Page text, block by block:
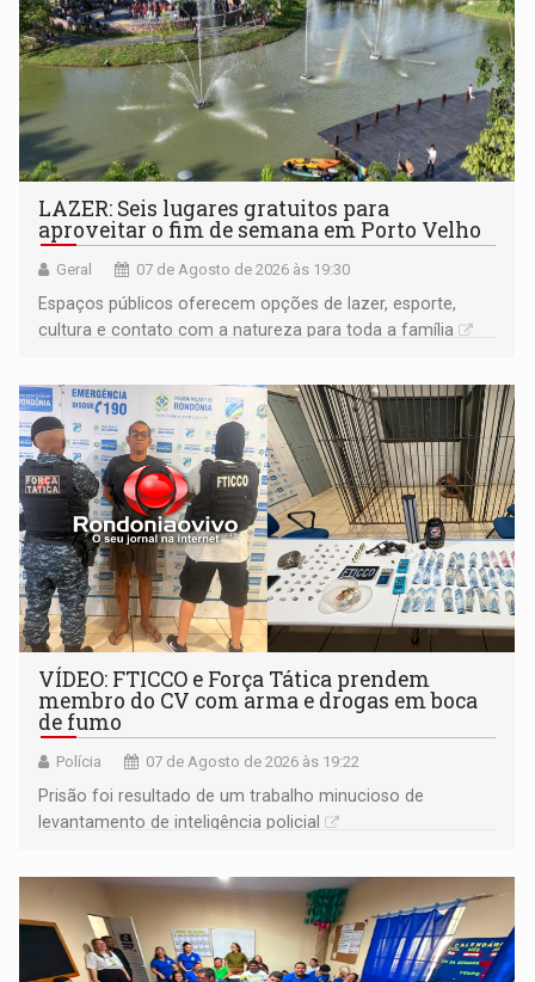
LAZER: Seis lugares gratuitos para
aproveitar o fim de semana em Porto Velho
Geral 07 de Agosto de 2026 às 19:30
Espaços públicos oferecem opções de lazer, esporte,
cultura e contato com a natureza para toda a família
VÍDEO: FTICCO e Força Tática prendem
membro do CV com arma e drogas em boca
de fumo
Polícia 07 de Agosto de 2026 às 19:22
Prisão foi resultado de um trabalho minucioso de
levantamento de inteligência policial